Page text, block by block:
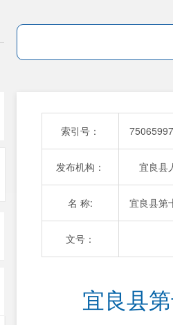
索引号：
发布机构： 宜良县
名 称: 宜良县第
文号：
宜良县